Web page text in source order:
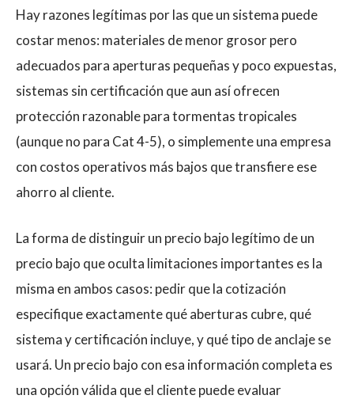
Hay razones legítimas por las que un sistema puede
costar menos: materiales de menor grosor pero
adecuados para aperturas pequeñas y poco expuestas,
sistemas sin certificación que aun así ofrecen
protección razonable para tormentas tropicales
(aunque no para Cat 4-5), o simplemente una empresa
con costos operativos más bajos que transfiere ese
ahorro al cliente.
La forma de distinguir un precio bajo legítimo de un
precio bajo que oculta limitaciones importantes es la
misma en ambos casos: pedir que la cotización
especifique exactamente qué aberturas cubre, qué
sistema y certificación incluye, y qué tipo de anclaje se
usará. Un precio bajo con esa información completa es
una opción válida que el cliente puede evaluar